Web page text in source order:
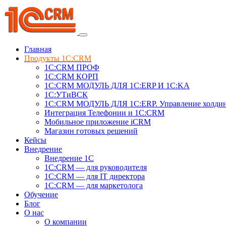
Главная
Продукты 1C:CRM
1С:CRM ПРОФ
1С:CRM КОРП
1С:CRM МОДУЛЬ ДЛЯ 1C:ERP И 1C:KA
1C:УТиВСК
1С:CRM МОДУЛЬ ДЛЯ 1C:ERP. Управление
Интеграция Телефонии и 1C:CRM
Мобильное приложение iCRM
Магазин готовых решений
Кейсы
Внедрение
Внедрение 1C
1С:CRM — для руководителя
1С:CRM — для IT директора
1С:CRM — для маркетолога
Обучение
Блог
О нас
О компании